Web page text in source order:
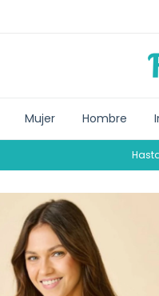
Mujer Hombre